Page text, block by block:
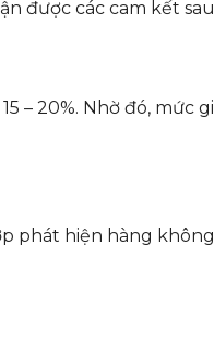
được các cam kết
– 20%. Nhờ đó, mức
phát hiện hàng không